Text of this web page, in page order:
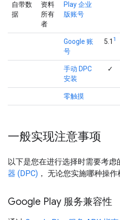
自带数
据
资料
所有
者
Play 企业
版账号
Google 账
号
5.1 1
手动 DPC
安装
✓
零触摸
一般实现注意事项
以下是您在进行选择时需要考虑
器 (DPC) ， 无论您实施哪种操作
Google Play 服务兼容性